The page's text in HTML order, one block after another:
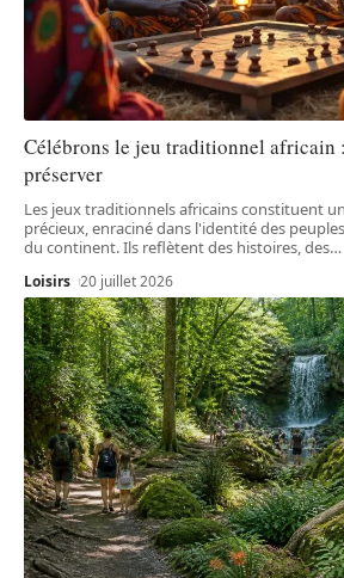
Célébrons le jeu traditionnel africain
préserver
Les jeux traditionnels africains constituent
précieux, enraciné dans l'identité des
du continent. Ils reflètent des histoires, des…
Loisirs 20 juillet 2026